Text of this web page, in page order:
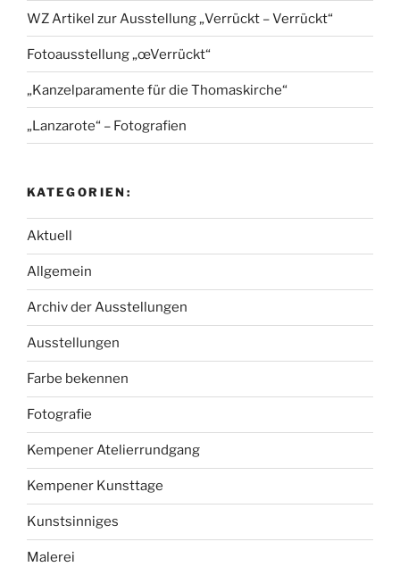
WZ Artikel zur Ausstellung „Verrückt – Verrückt“
Fotoausstellung „œVerrückt“
„Kanzelparamente für die Thomaskirche“
„Lanzarote“ – Fotografien
KATEGORIEN:
Aktuell
Allgemein
Archiv der Ausstellungen
Ausstellungen
Farbe bekennen
Fotografie
Kempener Atelierrundgang
Kempener Kunsttage
Kunstsinniges
Malerei